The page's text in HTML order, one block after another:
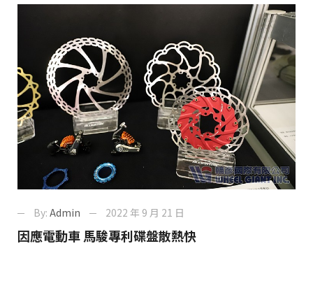
By: Admin 2022 年 9 月 21 日
因應電動車 馬駿專利碟盤散熱快